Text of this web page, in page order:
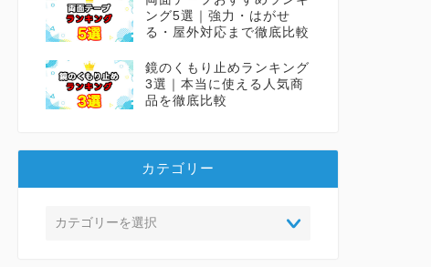
ング5選｜強力・はがせ
る・屋外対応まで徹底比較
鏡のくもり止めランキング
3選｜本当に使える人気商
品を徹底比較
カテゴリー